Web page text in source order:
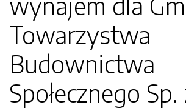
Towarzystwa
Budownictwa
Społecznego Sp.